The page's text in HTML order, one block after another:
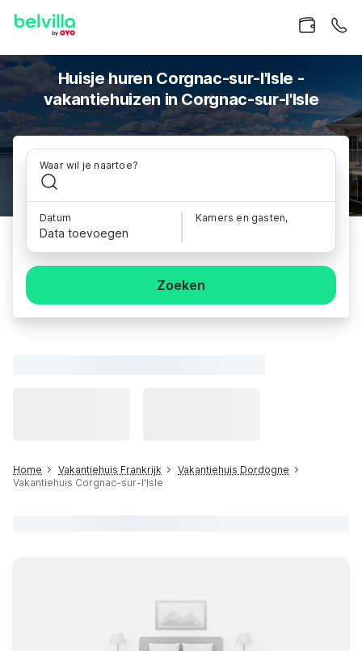
Huisje huren Corgnac-sur-l'Isle -
vakantiehuizen in Corgnac-sur-l'Isle
Waar wil je naartoe?
Datum
Data toevoegen
Kamers en gasten,
Zoeken
Home Vakantiehuis Frankrijk
Vakantiehuis Dordogne
Vakantiehuis Corgnac-sur-l'Isle